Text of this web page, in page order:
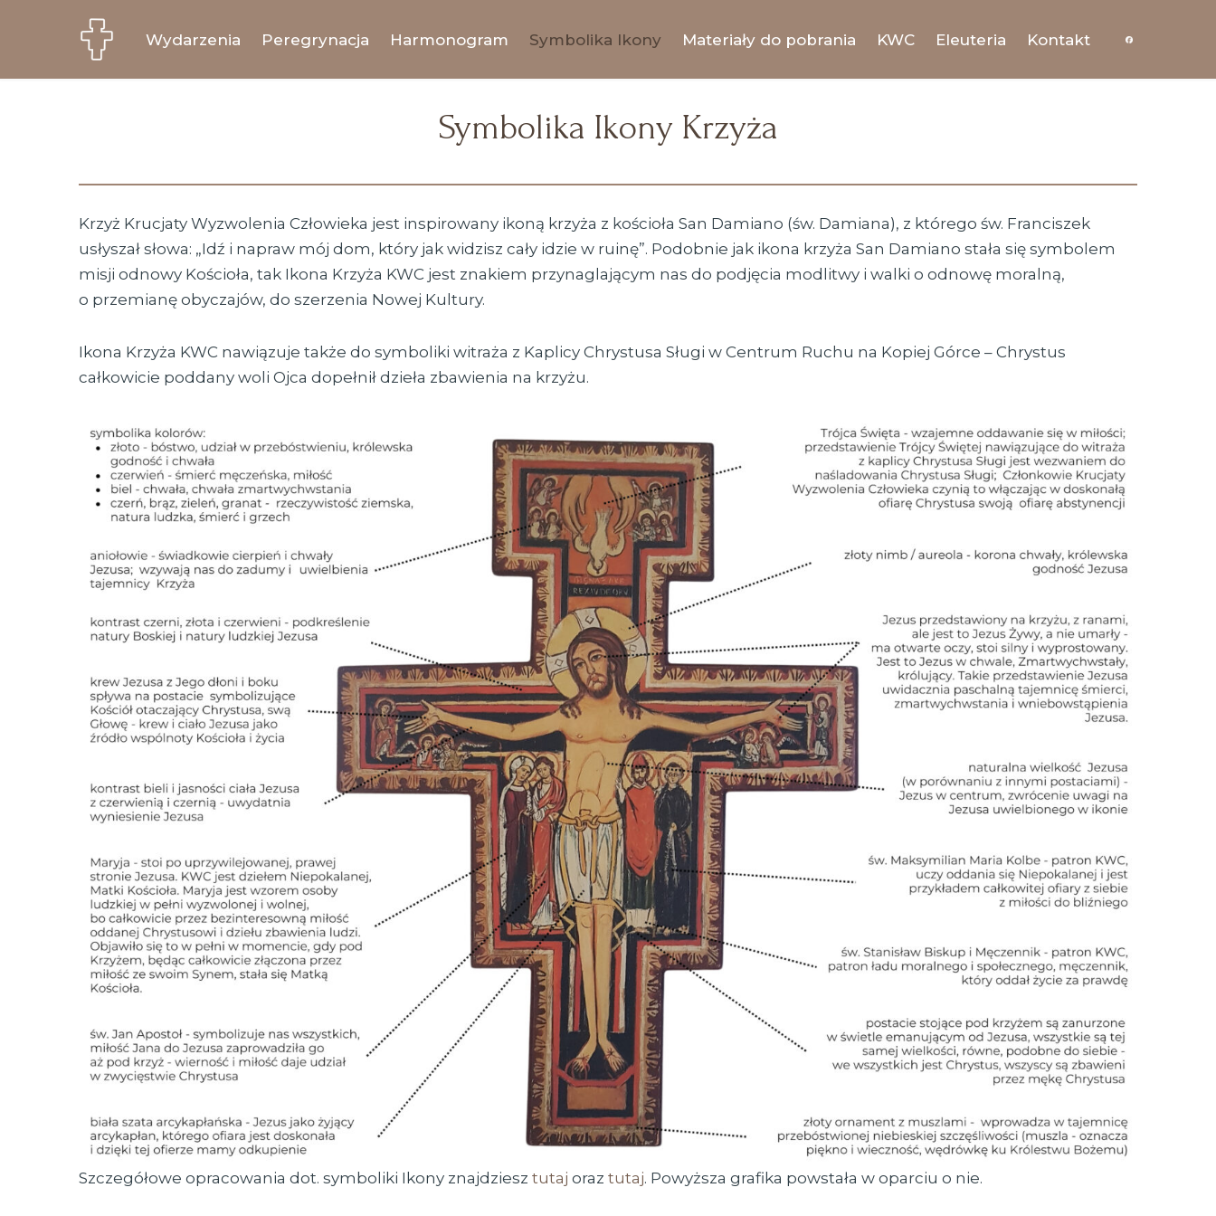
do
Wydarzenia Peregrynacja Harmonogram Symbolika Ikony Materiały do pobrania KWC Eleuteria Kontakt
Symbolika Ikony Krzyża
Krzyż Krucjaty Wyzwolenia Człowieka jest inspirowany ikoną ​krzyża z kościoła San Damiano (św. Damiana), z którego św. ​Franciszek
usłyszał słowa: „Idź i napraw mój dom, który jak ​widzisz cały idzie w ruinę”. Podobnie jak ikona krzyża San ​Damiano stała się symbolem
misji odnowy Kościoła, tak Ikona ​Krzyża KWC jest znakiem przynaglającym nas do podjęcia ​modlitwy i walki o odnowę moralną,
o przemianę obyczajów, ​do szerzenia Nowej Kultury.
Ikona Krzyża KWC nawiązuje także do symboliki witraża z Kaplicy Chrystusa Sługi w Centrum Ruchu na Kopiej Górce – ​Chrystus
całkowicie poddany woli Ojca dopełnił dzieła ​zbawienia na krzyżu.
Szczegółowe opracowania dot. symboliki Ikony znajdziesz tutaj oraz tutaj. Powyższa grafika powstała w oparciu o nie.